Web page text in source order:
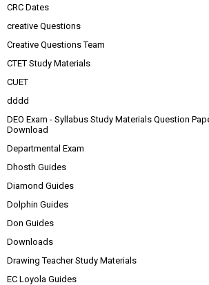
CRC Dates
creative Questions
Creative Questions Team
CTET Study Materials
CUET
dddd
DEO Exam - Syllabus Study Materials Question
Download
Departmental Exam
Dhosth Guides
Diamond Guides
Dolphin Guides
Don Guides
Downloads
Drawing Teacher Study Materials
EC Loyola Guides